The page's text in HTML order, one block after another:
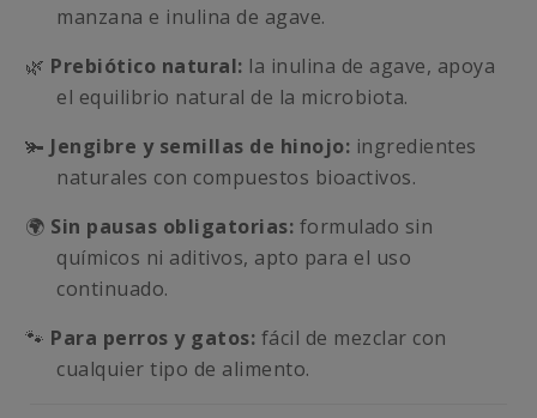
manzana e inulina de agave.
🌿 Prebiótico natural: la inulina de agave, apoya
el equilibrio natural de la microbiota.
🫚 Jengibre y semillas de hinojo: ingredientes
naturales con compuestos bioactivos.
🌍 Sin pausas obligatorias: formulado sin
químicos ni aditivos, apto para el uso
continuado.
🐾 Para perros y gatos: fácil de mezclar con
cualquier tipo de alimento.